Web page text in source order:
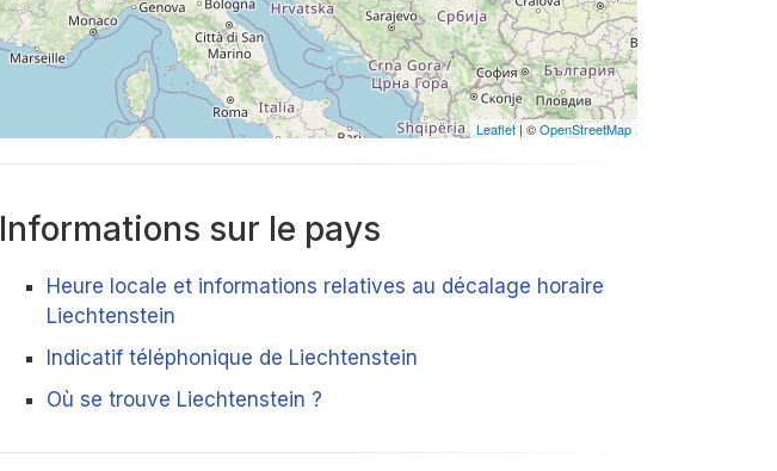
Leaflet | ©OpenStreetMap
Informations sur le pays
Heure locale et informations relatives au décalage horaire
Liechtenstein
Indicatif téléphonique de Liechtenstein
Où se trouve Liechtenstein ?